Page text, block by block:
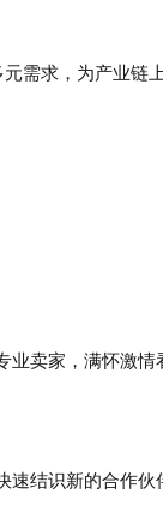
需求，为产业链
业卖家，满怀激情
结识新的合作伙